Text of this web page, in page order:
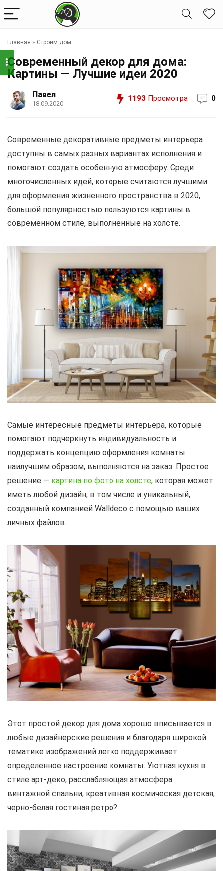
Главная » Строим дом
Современный декор для дома:
Картины — Лучшие идеи 2020
Павел
18.09.2020
1193 Просмотра 0
Современные декоративные предметы интерьера
доступны в самых разных вариантах исполнения и
помогают создать особенную атмосферу. Среди
многочисленных идей, которые считаются лучшими
для оформления жизненного пространства в 2020,
большой популярностью пользуются картины в
современном стиле, выполненные на холсте.
Самые интересные предметы интерьера, которые
помогают подчеркнуть индивидуальность и
поддержать концепцию оформления комнаты
наилучшим образом, выполняются на заказ. Простое
решение — картина по фото на холсте, которая может
иметь любой дизайн, в том числе и уникальный,
созданный компанией Walldeco с помощью ваших
личных файлов.
Этот простой декор для дома хорошо вписывается в
любые дизайнерские решения и благодаря широкой
тематике изображений легко поддерживает
определенное настроение комнаты. Уютная кухня в
стиле арт-деко, расслабляющая атмосфера
винтажной спальни, креативная космическая детская,
черно-белая гостиная ретро?